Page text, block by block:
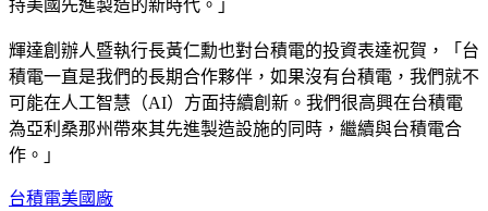
持美國先進製造的新時代。」
輝達創辦人暨執行長黃仁勳也對台積電的投資表達祝賀，「台
積電一直是我們的長期合作夥伴，如果沒有台積電，我們就不
可能在人工智慧（AI）方面持續創新。我們很高興在台積電
為亞利桑那州帶來其先進製造設施的同時，繼續與台積電合
作。」
台積電美國廠